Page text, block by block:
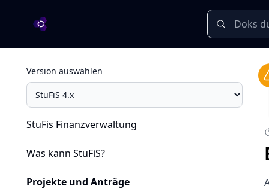
OA Dokumentation
Version auswählen
StuFis Finanzverwaltung
Was kann StuFiS?
Projekte und Anträge